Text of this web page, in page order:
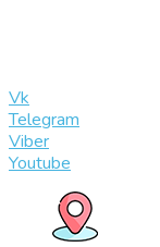
Vk
Telegram
Viber
Youtube